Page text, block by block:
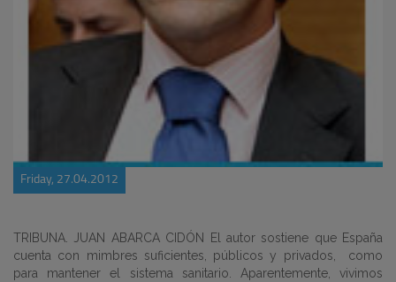
Friday, 27.04.2012
TRIBUNA. JUAN ABARCA CIDÓN El autor sostiene que España
cuenta con mimbres suficientes, públicos y privados, como
para mantener el sistema sanitario. Aparentemente, vivimos